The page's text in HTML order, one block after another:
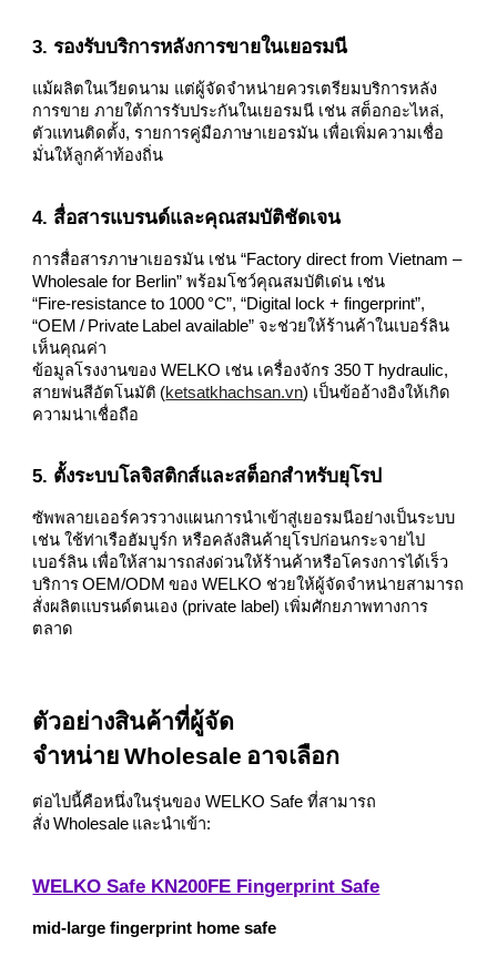
3. รองรับบริการหลังการขายในเยอรมนี
แม้ผลิตในเวียดนาม แต่ผู้จัดจำหน่ายควรเตรียมบริการหลัง
การขาย ภายใต้การรับประกันในเยอรมนี เช่น สต็อกอะไหล่,
ตัวแทนติดตั้ง, รายการคู่มือภาษาเยอรมัน เพื่อเพิ่มความเชื่อ
มั่นให้ลูกค้าท้องถิ่น
4. สื่อสารแบรนด์และคุณสมบัติชัดเจน
การสื่อสารภาษาเยอรมัน เช่น “Factory direct from Vietnam –
Wholesale for Berlin” พร้อมโชว์คุณสมบัติเด่น เช่น
“Fire‑resistance to 1000 °C”, “Digital lock + fingerprint”,
“OEM / Private Label available” จะช่วยให้ร้านค้าในเบอร์ลิน
เห็นคุณค่า
ข้อมูลโรงงานของ WELKO เช่น เครื่องจักร 350 T hydraulic,
สายพ่นสีอัตโนมัติ (ketsatkhachsan.vn) เป็นข้ออ้างอิงให้เกิด
ความน่าเชื่อถือ
5. ตั้งระบบโลจิสติกส์และสต็อกสำหรับยุโรป
ซัพพลายเออร์ควรวางแผนการนำเข้าสู่เยอรมนีอย่างเป็นระบบ
เช่น ใช้ท่าเรือฮัมบูร์ก หรือคลังสินค้ายุโรปก่อนกระจายไป
เบอร์ลิน เพื่อให้สามารถส่งด่วนให้ร้านค้าหรือโครงการได้เร็ว
บริการ OEM/ODM ของ WELKO ช่วยให้ผู้จัดจำหน่ายสามารถ
สั่งผลิตแบรนด์ตนเอง (private label) เพิ่มศักยภาพทางการ
ตลาด
ตัวอย่างสินค้าที่ผู้จัด
จำหน่าย Wholesale อาจเลือก
ต่อไปนี้คือหนึ่งในรุ่นของ WELKO Safe ที่สามารถ
สั่ง Wholesale และนำเข้า:
WELKO Safe KN200FE Fingerprint Safe
mid‑large fingerprint home safe